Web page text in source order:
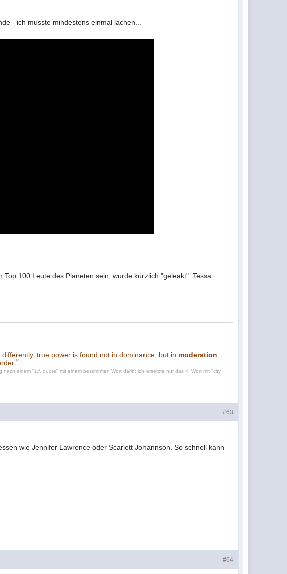
- ich musste mindestens einmal lachen...
100 Leute des Planeten sein, wurde kürzlich "geleakt". Tessa
true power is found not in dominance, but in moderation.
"
einem "s.f. quote" mit einem bestimmten Wort darin; ich ersetzte nur das 4. Wort mit "city
#63
wie Jennifer Lawrence oder Scarlett Johannson. So schnell kann
#64